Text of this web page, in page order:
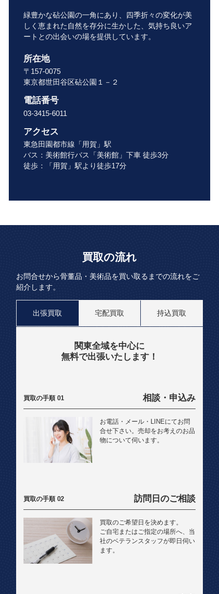
緑豊かな砧公園の一角にあり、四季折々の変化が美
しく恵まれた自然を存分に生かした、気持ち良いア
ートとの出会いの場を提供しています。
所在地
〒157-0075
東京都世田谷区砧公園１－２
電話番号
03-3415-6011
アクセス
東急田園都市線「用賀」駅
バス：美術館行バス「美術館」下車 徒歩3分
徒歩：「用賀」駅より徒歩17分
買取の流れ
お問合せから骨董品・美術品を買い取るまでの流れをご
紹介します。
出張買取 宅配買取 持込買取
関東全域を中心に
無料で出張いたします！
相談・申込み
お電話・メール・LINEにてお問
合せ下さい。売却をお考えのお品
物について伺います。
訪問日のご相談
買取のご希望日を決めます。
ご自宅またはご指定の場所へ、当
社のベテランスタッフが即日伺い
ます。